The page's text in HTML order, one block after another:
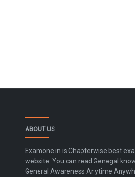
ABOUT US
Examone.in is Chapterwise best
website. You can read Genegal
General Awareness Anytime